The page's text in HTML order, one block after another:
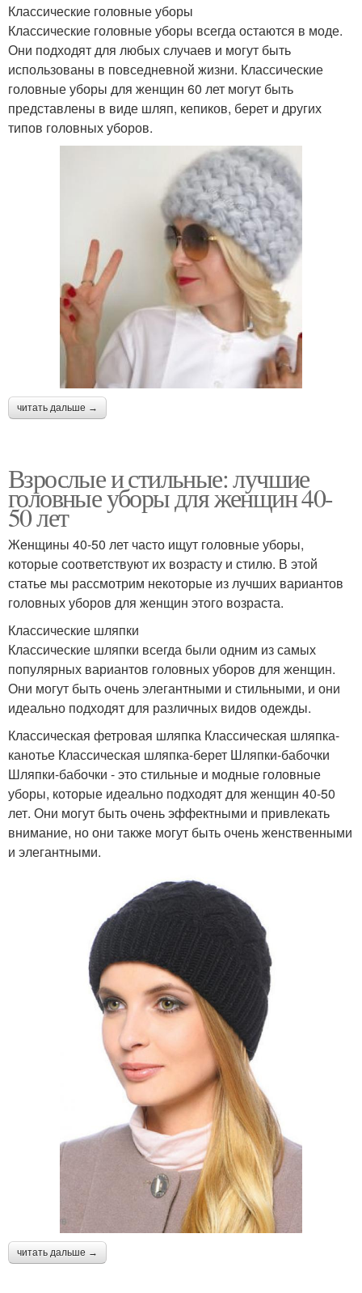
Классические головные уборы
Классические головные уборы всегда остаются в моде.
Они подходят для любых случаев и могут быть
использованы в повседневной жизни. Классические
головные уборы для женщин 60 лет могут быть
представлены в виде шляп, кепиков, берет и других
типов головных уборов.
читать дальше →
Взрослые и стильные: лучшие
головные уборы для женщин 40-
50 лет
Женщины 40-50 лет часто ищут головные уборы,
которые соответствуют их возрасту и стилю. В этой
статье мы рассмотрим некоторые из лучших вариантов
головных уборов для женщин этого возраста.
Классические шляпки
Классические шляпки всегда были одним из самых
популярных вариантов головных уборов для женщин.
Они могут быть очень элегантными и стильными, и они
идеально подходят для различных видов одежды.
Классическая фетровая шляпка Классическая шляпка-
канотье Классическая шляпка-берет Шляпки-бабочки
Шляпки-бабочки - это стильные и модные головные
уборы, которые идеально подходят для женщин 40-50
лет. Они могут быть очень эффектными и привлекать
внимание, но они также могут быть очень женственными
и элегантными.
читать дальше →